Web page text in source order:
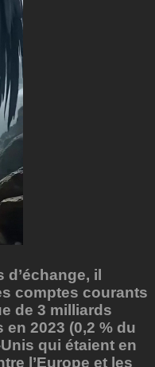
il
comptes courants
de 3 milliards
2023 (0,2 % du
qui étaient en
l’Europe et les